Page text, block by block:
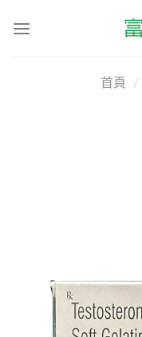
首頁 /